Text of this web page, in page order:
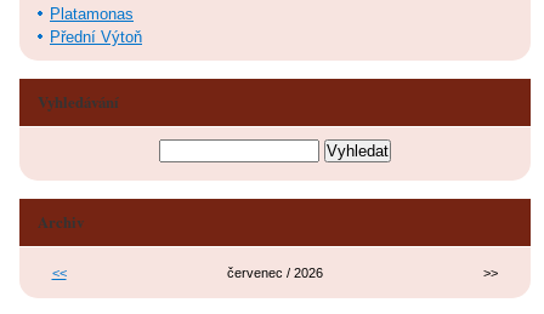
Platamonas
Přední Výtoň
Vyhledávání
Archiv
<< červenec / 2026 >>